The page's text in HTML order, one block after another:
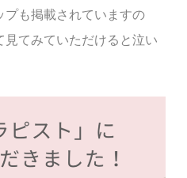
プも掲載されていますの
てみていただけると泣い